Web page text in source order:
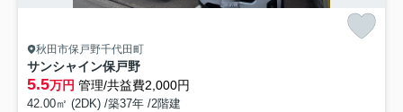
秋田市保戸野千代田町
サンシャイン保戸野
5.5万円 管理/共益費2,000円
42.00㎡ (2DK) /築37年 /2階建